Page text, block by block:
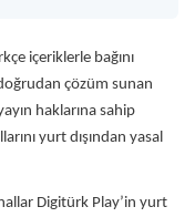
içeriklerle bağını
çözüm sunan
haklarına sahip
yurt dışından yasal
Digitürk Play’in yurt